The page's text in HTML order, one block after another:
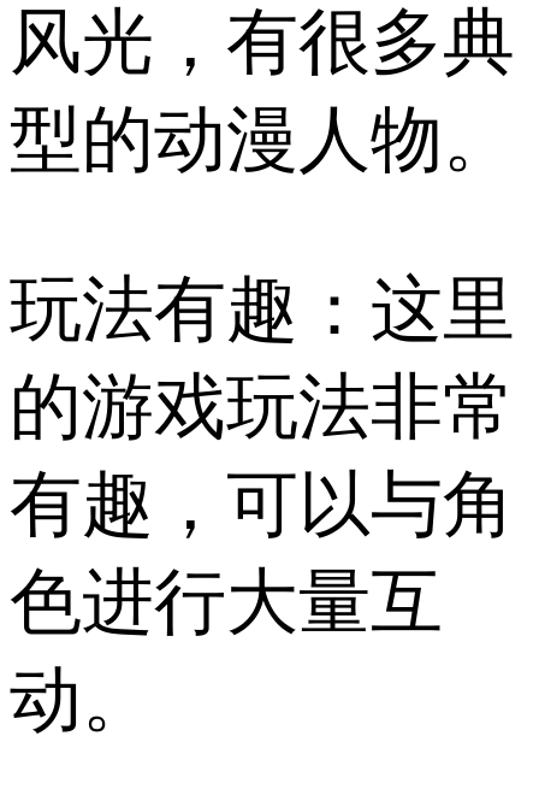
风光，有很多典
型的动漫人物。
玩法有趣：这里
的游戏玩法非常
有趣，可以与角
色进行大量互
动。